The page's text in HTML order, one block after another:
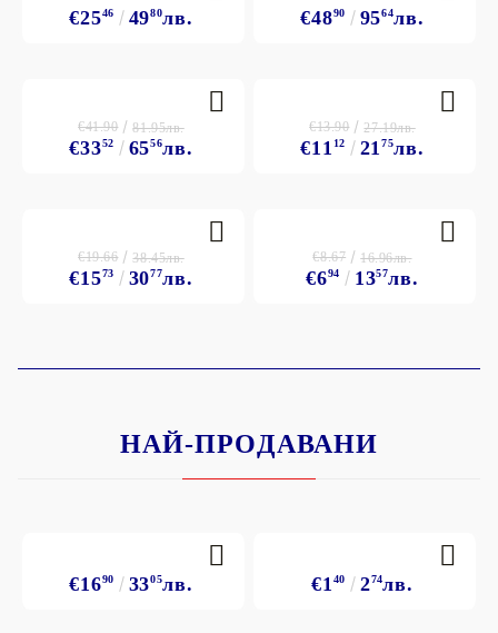
€2546 4980лв. €4890 9564лв.
€3352 6556лв.
€41.90 81.95лв.
€11 12 2175лв.
€13.90 27.19лв.
€1573 3077лв.
€19.66 38.45лв.
€694 1357лв.
€8.67 16.96лв.
НАЙ-ПРОДАВАНИ
€1690 3305лв. €1 40 274лв.